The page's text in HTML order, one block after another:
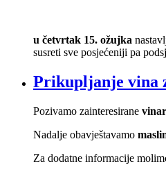
u četvrtak 15. ožujka
susreti sve posjećeniji pa
Prikupljanje vina
Pozivamo zainteresirane
Nadalje obavještavamo
Za dodatne informacije